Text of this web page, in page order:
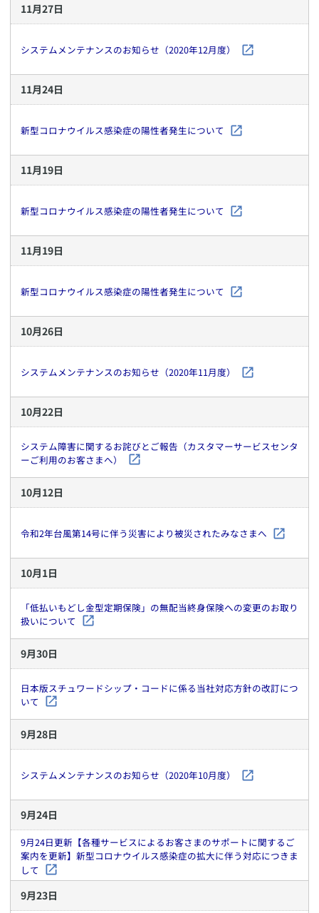
11月27日
システムメンテナンスのお知らせ（2020年12月度）
11月24日
新型コロナウイルス感染症の陽性者発生について
11月19日
新型コロナウイルス感染症の陽性者発生について
11月19日
新型コロナウイルス感染症の陽性者発生について
10月26日
システムメンテナンスのお知らせ（2020年11月度）
10月22日
システム障害に関するお詫びとご報告（カスタマーサービスセンタ
ーご利用のお客さまへ）
10月12日
令和2年台風第14号に伴う災害により被災されたみなさまへ
10月1日
「低払いもどし金型定期保険」の無配当終身保険への変更のお取り
扱いについて
9月30日
日本版スチュワードシップ・コードに係る当社対応方針の改訂につ
いて
9月28日
システムメンテナンスのお知らせ（2020年10月度）
9月24日
9月24日更新【各種サービスによるお客さまのサポートに関するご
案内を更新】新型コロナウイルス感染症の拡大に伴う対応につきま
して
9月23日